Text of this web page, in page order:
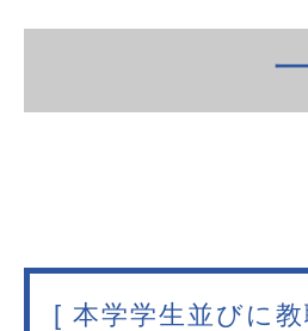
[ 本学学生並びに